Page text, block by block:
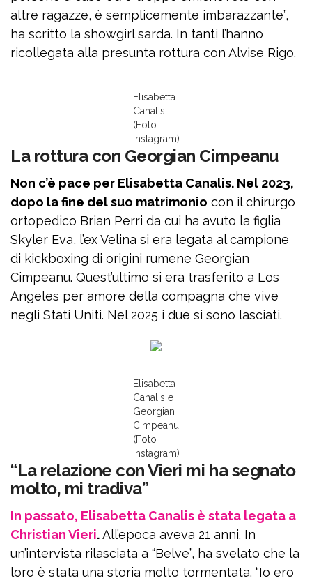
altre ragazze, è semplicemente imbarazzante”,
ha scritto la showgirl sarda. In tanti l’hanno
ricollegata alla presunta rottura con Alvise Rigo.
Elisabetta
Canalis
(Foto
Instagram)
La rottura con Georgian Cimpeanu
Non c’è pace per Elisabetta Canalis. Nel 2023,
dopo la fine del suo matrimonio con il chirurgo
ortopedico Brian Perri da cui ha avuto la figlia
Skyler Eva, l’ex Velina si era legata al campione
di kickboxing di origini rumene Georgian
Cimpeanu. Quest’ultimo si era trasferito a Los
Angeles per amore della compagna che vive
negli Stati Uniti. Nel 2025 i due si sono lasciati.
Elisabetta
Canalis e
Georgian
Cimpeanu
(Foto
Instagram)
“La relazione con Vieri mi ha segnato
molto, mi tradiva”
In passato, Elisabetta Canalis è stata legata a
Christian Vieri.All’epoca aveva 21 anni. In
un’intervista rilasciata a “Belve”, ha svelato che la
loro è stata una storia molto tormentata. “Io ero